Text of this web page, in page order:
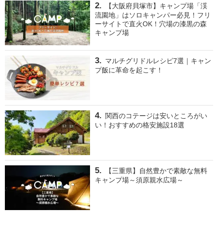
【大阪府貝塚市】キャンプ場「渓
流園地」はソロキャンパー必見！フリ
ーサイトで直火OK！穴場の漆黒の森
キャンプ場
マルチグリドルレシピ7選｜キャン
プ飯に革命を起こす！
関西のコテージは安いところがい
い！おすすめの格安施設18選
【三重県】自然豊かで素敵な無料
キャンプ場～須原親水広場～